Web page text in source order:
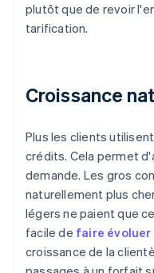
plutôt que de revoir
tarification.
Croissance
Plus les clients
crédits. Cela permet
demande. Les gros
naturellement plus
légers ne paient que
facile de faire évoluer
croissance de la